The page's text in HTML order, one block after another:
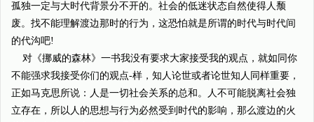
孤独一定与大时代背景分不开的。社会的低迷状态自然使得人颓
废。找不能理解渡边那时的行为，这恐怕就是所谓的时代与时代间
的代沟吧!
对《挪威的森林》一书我没有要求大家接受我的观点，就如同你
不能强求我接受你们的观点-样，知人论世或者论世知人同样重要，
正如马克思所说：人是一切社会关系的总和。人不可能脱离社会独
立存在，所以人的思想与行为必然受到时代的影响，那么渡边的火